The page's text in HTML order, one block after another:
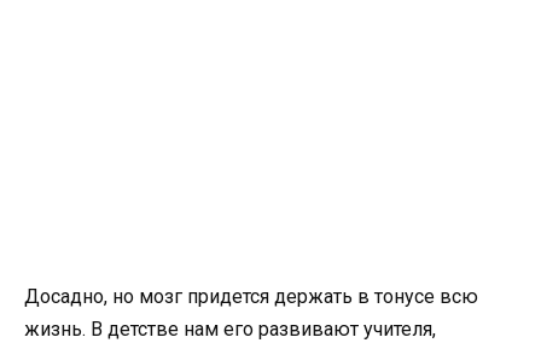
Досадно, но мозг придется держать в тонусе всю
жизнь. В детстве нам его развивают учителя,